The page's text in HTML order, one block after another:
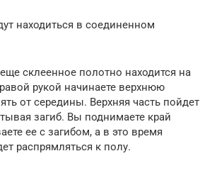
находиться в соединенном
склеенное полотно находится на
рукой начинаете верхнюю
от середины. Верхняя часть пойдет
загиб. Вы поднимаете край
ее с загибом, а в это время
распрямляться к полу.